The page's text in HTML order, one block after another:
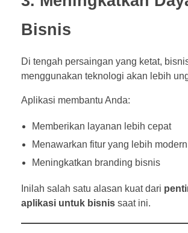
Bisnis
Di tengah persaingan yang ketat,
menggunakan teknologi akan lebih
Aplikasi membantu Anda:
Memberikan layanan lebih cepat
Menawarkan fitur yang lebih modern
Meningkatkan branding bisnis
Inilah salah satu alasan kuat dari
aplikasi untuk bisnis saat ini.